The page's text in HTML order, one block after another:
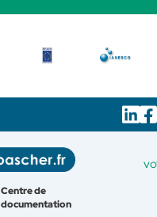
Centre de
documentation